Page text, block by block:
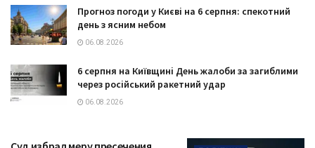
Прогноз погоди у Києві на 6 серпня: спекотний
день з ясним небом
06.08.2026
6 серпня на Київщині День жалоби за загиблими
через російський ракетний удар
06.08.2026